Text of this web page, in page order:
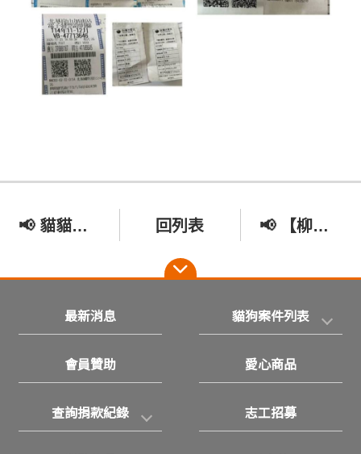
📢 貓貓狗狗的家還沒有著落 回列表 📢 【柳營園區老狗募集罐頭｜拜託一起幫孩子們補補營養 💛】
最新消息 貓狗案件列表
會員贊助 愛心商品
查詢捐款紀錄 志工招募